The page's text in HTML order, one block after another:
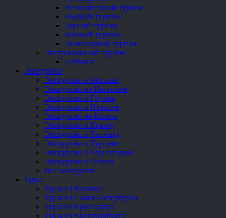
Велосипедный туризм
Водный туризм
Горный туризм
Конный туризм
Пешеходный туризм
Экстремальный туризм
Дайвинг
Экскурсии
Экскурсии в Абхазии
Экскурсии во Вьетнаме
Экскурсии в Грузии
Экскурсии в Израиле
Экскурсии на Кипре
Экскурсии в Крыму
Экскурсии в Таиланд
Экскурсии в Турцию
Экскурсии в Черногорию
Экскурсии в Чехию
Все экскурсии
Туры
Туры из Москвы
Туры из Санкт-Петербурга
Туры из Краснодара
Туры из Екатеринбурга